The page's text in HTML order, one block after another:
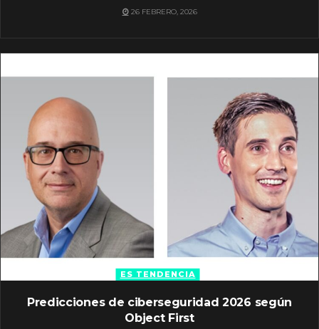
26 FEBRERO, 2026
ES TENDENCIA
Predicciones de ciberseguridad 2026 según
Object First